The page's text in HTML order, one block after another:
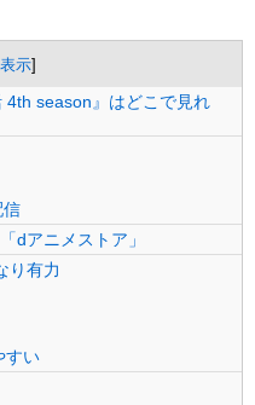
示]
4th season』はどこで見れ
信
dアニメストア」
り有力
すい